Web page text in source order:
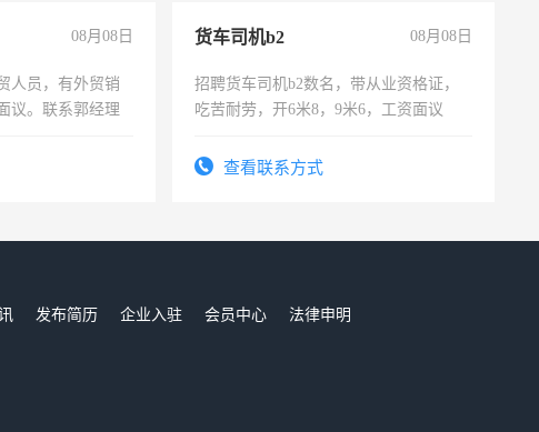
08月08日
人员，有外贸销
议。联系郭经理
货车司机b2 08月08日
招聘货车司机b2数名，带从业资格证，
吃苦耐劳，开6米8，9米6，工资面议
查看联系方式
发布简历 企业入驻 会员中心
法律申明